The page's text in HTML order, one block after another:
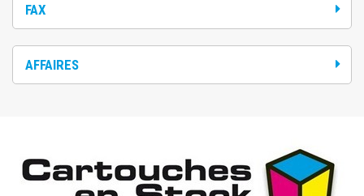
FAX
AFFAIRES